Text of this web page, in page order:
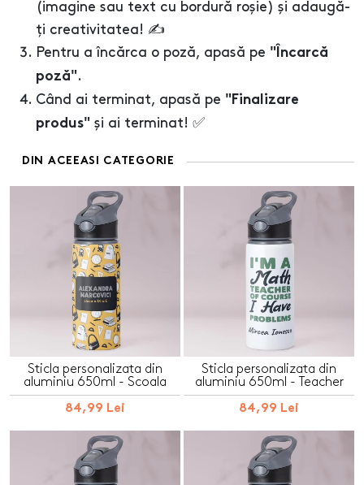
(imagine sau text cu bordură roșie) și adaugă-
ți creativitatea! ✍️
Pentru a încărca o poză, apasă pe "Încarcă
poză".
Când ai terminat, apasă pe "Finalizare
produs" și ai terminat! ✅
DIN ACEEASI CATEGORIE
Sticla personalizata din
aluminiu 650ml - Scoala
84,99 Lei
Sticla personalizata din
aluminiu 650ml - Teacher
84,99 Lei